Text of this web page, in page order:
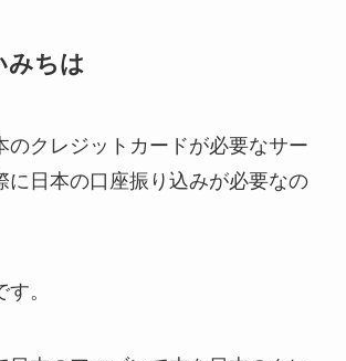
みちは
のクレジットカードが必要なサー
に日本の口座振り込みが必要なの
。